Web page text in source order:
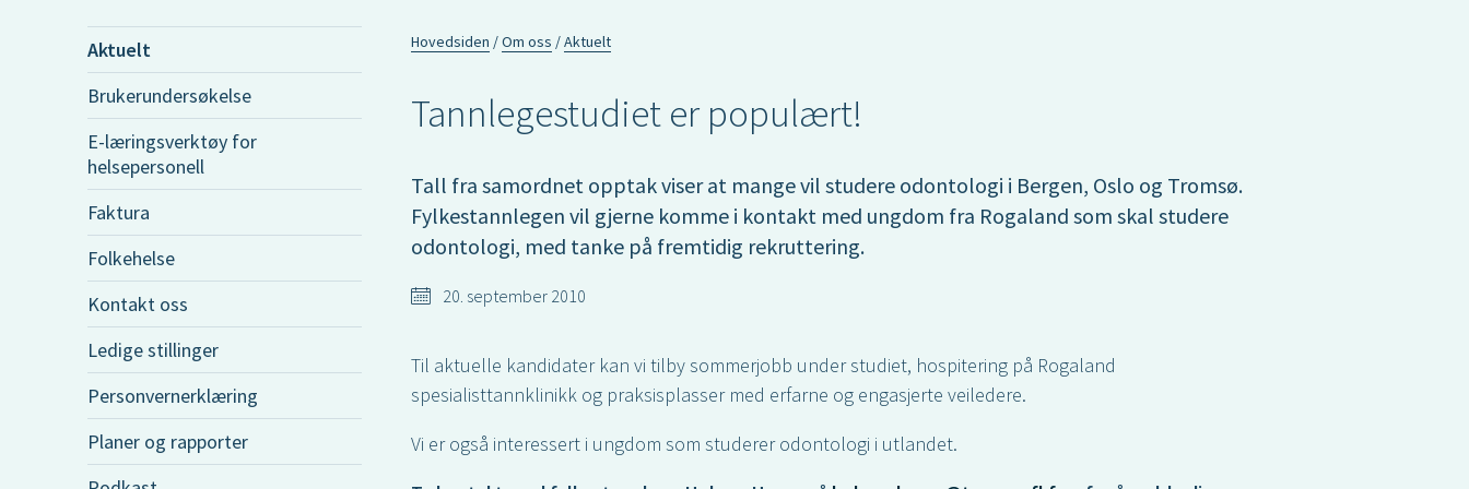
Aktuelt
Brukerundersøkelse
E-læringsverktøy for
helsepersonell
Faktura
Folkehelse
Kontakt oss
Ledige stillinger
Personvernerklæring
Planer og rapporter
Hovedsiden Om oss Aktuelt
Tannlegestudiet er populært!
Tall fra samordnet opptak viser at mange vil studere odontologi i Bergen, Oslo og Tromsø.
Fylkestannlegen vil gjerne komme i kontakt med ungdom fra Rogaland som skal studere
odontologi, med tanke på fremtidig rekruttering.
20. september 2010
Til aktuelle kandidater kan vi tilby sommerjobb under studiet, hospitering på Rogaland
spesialisttannklinikk og praksisplasser med erfarne og engasjerte veiledere.
Vi er også interessert i ungdom som studerer odontologi i utlandet.